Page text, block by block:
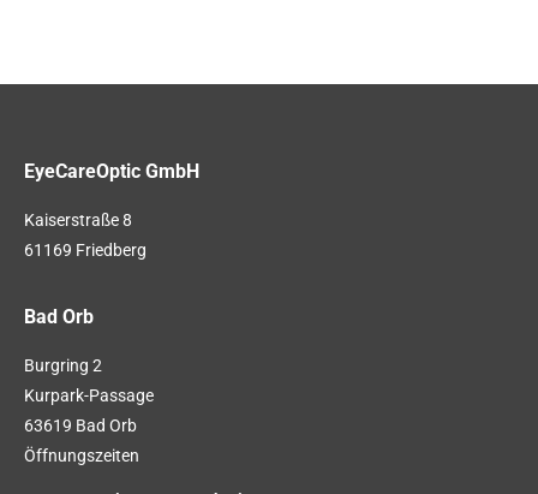
EyeCareOptic GmbH
Kaiserstraße 8
61169 Friedberg
Bad Orb
Burgring 2
Kurpark-Passage
63619 Bad Orb
Öffnungszeiten